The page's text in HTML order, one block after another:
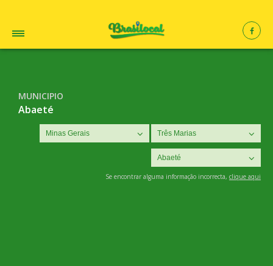
MUNICIPIO
Abaeté
Se encontrar alguma informação incorrecta, clique aqui